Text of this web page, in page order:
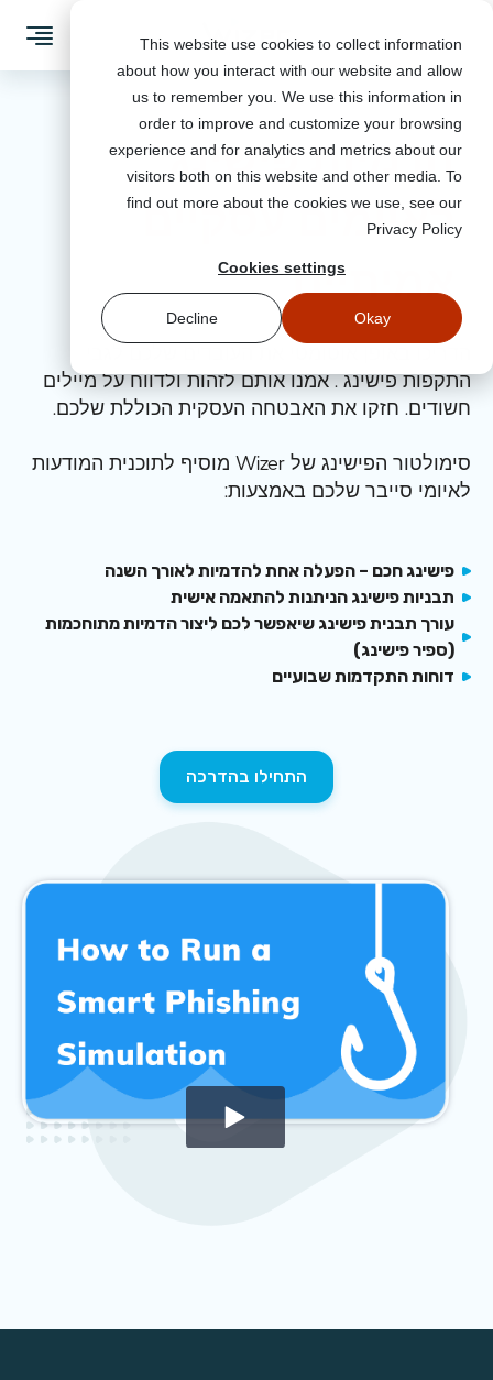
This website use cookies to collect information
about how you interact with our website and allow
us to remember you. We use this information in
order to improve and customize your browsing
experience and for analytics and metrics about our
visitors both on this website and other media. To
find out more about the cookies we use, see our
Privacy Policy
Cookies settings
Okay
Decline
מודעות לאיומי סייבר
הדמיות פישינג
ניהול הפלטפורמה
מערכת ניהול למידה
וובינרים
הצעות מחיר
קבעו פגישה
הדמיות פישינג
לאיומים עסקיים
אמיתיים
התקפות פישינג . אמנו אותם לזהות ולדווח על מיילים
חשודים. חזקו את האבטחה העסקית הכוללת שלכם.
סימולטור הפישינג של Wizer מוסיף לתוכנית המודעות
לאיומי סייבר שלכם באמצעות:
פישינג חכם – הפעלה אחת להדמיות לאורך השנה
תבניות פישינג הניתנות להתאמה אישית
עורך תבנית פישינג שיאפשר לכם ליצור הדמיות מתוחכמות
(ספיר פישינג)
דוחות התקדמות שבועיים
התחילו בהדרכה